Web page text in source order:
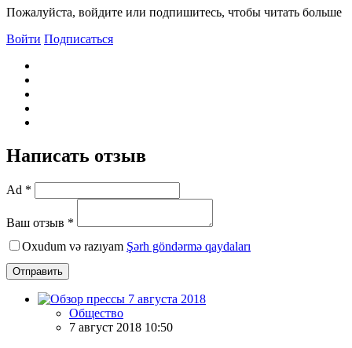
Пожалуйста, войдите или подпишитесь, чтобы читать больше
Войти Подписаться
Написать отзыв
Ad *
Ваш отзыв *
Oxudum və razıyam Şərh göndərmə qaydaları
Отправить
Общество
7 август 2018 10:50